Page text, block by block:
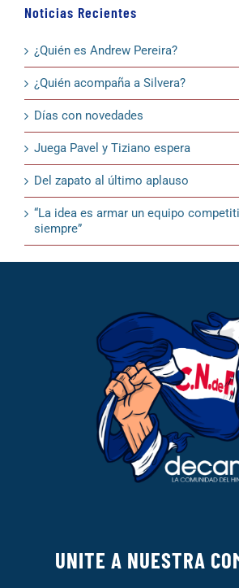
Noticias Recientes
¿Quién es Andrew Pereira?
¿Quién acompaña a Silvera?
Días con novedades
Juega Pavel y Tiziano espera
Del zapato al último aplauso
“La idea es armar un equipo
siempre”
UNITE A NUESTRA